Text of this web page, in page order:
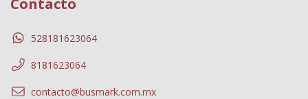
Contacto
528181623064
8181623064
contacto@busmark.com.mx